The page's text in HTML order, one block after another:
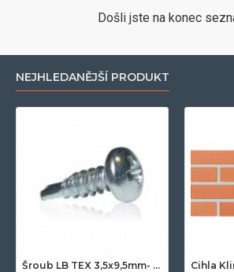
Došli jste na konec
NEJHLEDANĚJŠÍ PRODUKT
Šroub LB TEX 3,5x9,5mm- 100ks/bal.-zinek